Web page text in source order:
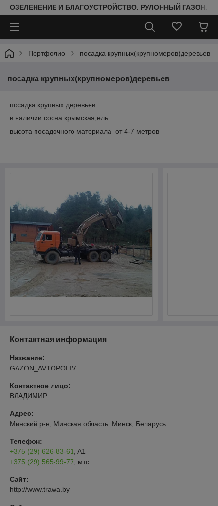
ОЗЕЛЕНЕНИЕ И БЛАГОУСТРОЙСТВО. РУЛОННЫЙ ГАЗОН.
Портфолио посадка крупных(крупномеров)деревьев
посадка крупных(крупномеров)деревьев
посадка крупных деревьев
в наличии сосна крымская,ель
высота посадочного материала от 4-7 метров
Контактная информация
Название:
GAZON_AVTOPOLIV
Контактное лицо:
ВЛАДИМИР
Адрес:
Минский р-н, Минская область, Минск, Беларусь
Телефон:
+375 (29) 626-83-61
, A1
+375 (29) 565-99-77 , мтс
Сайт:
http://www.trawa.by